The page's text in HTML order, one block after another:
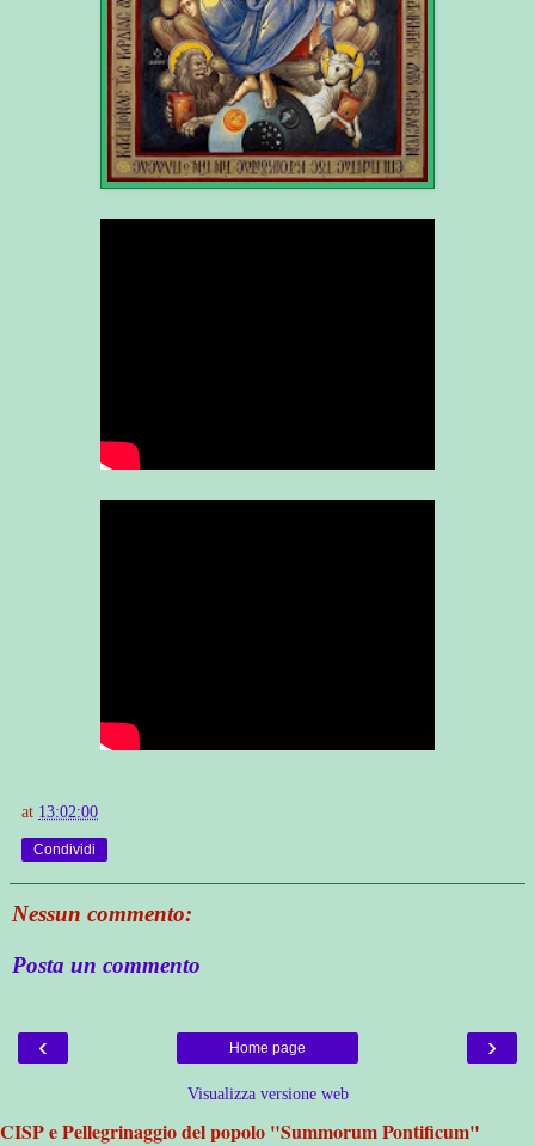
at 13:02:00
Condividi
Nessun commento:
Posta un commento
‹ ›
Home page
Visualizza versione web
CISP e Pellegrinaggio del popolo "Summorum Pontificum"